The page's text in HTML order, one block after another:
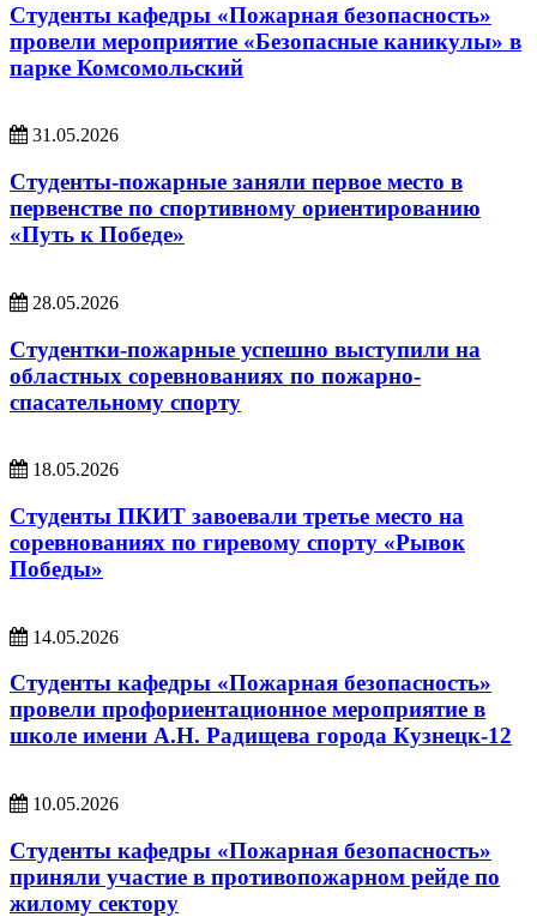
Студенты кафедры «Пожарная безопасность»
провели мероприятие «Безопасные каникулы» в
парке Комсомольский
31.05.2026
Студенты-пожарные заняли первое место в
первенстве по спортивному ориентированию
«Путь к Победе»
28.05.2026
Студентки-пожарные успешно выступили на
областных соревнованиях по пожарно-
спасательному спорту
18.05.2026
Студенты ПКИТ завоевали третье место на
соревнованиях по гиревому спорту «Рывок
Победы»
14.05.2026
Студенты кафедры «Пожарная безопасность»
провели профориентационное мероприятие в
школе имени А.Н. Радищева города Кузнецк-12
10.05.2026
Студенты кафедры «Пожарная безопасность»
приняли участие в противопожарном рейде по
жилому сектору